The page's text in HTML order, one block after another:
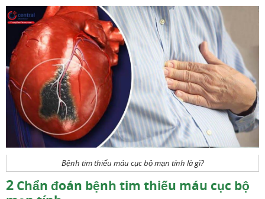
Bệnh tim thiếu máu cục bộ mạn tính là gì?
2 Chẩn đoán bệnh tim thiếu máu cục bộ